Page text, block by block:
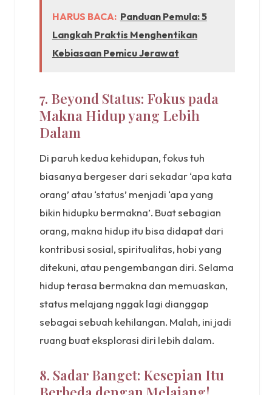
HARUS BACA: Panduan Pemula: 5
Langkah Praktis Menghentikan
Kebiasaan Pemicu Jerawat
7. Beyond Status: Fokus pada
Makna Hidup yang Lebih
Dalam
Di paruh kedua kehidupan, fokus tuh
biasanya bergeser dari sekadar ‘apa kata
orang’ atau ‘status’ menjadi ‘apa yang
bikin hidupku bermakna’. Buat sebagian
orang, makna hidup itu bisa didapat dari
kontribusi sosial, spiritualitas, hobi yang
ditekuni, atau pengembangan diri. Selama
hidup terasa bermakna dan memuaskan,
status melajang nggak lagi dianggap
sebagai sebuah kehilangan. Malah, ini jadi
ruang buat eksplorasi diri lebih dalam.
8. Sadar Banget: Kesepian Itu